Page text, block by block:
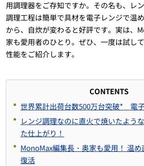
用調理器をご存知ですか。その名も、レ
調理工程は簡単で具材を電子レンジで温
から、自炊が変わると好評です。実は、
家も愛用者のひとり。ぜひ、一度は試し
性能をご紹介します。
CONTENTS
世界累計出荷台数500万台突破* 電
レンジ調理なのに直火で焼いたよう
た仕上がり！
MonoMax編集長・奥家も愛用！ 温
復活